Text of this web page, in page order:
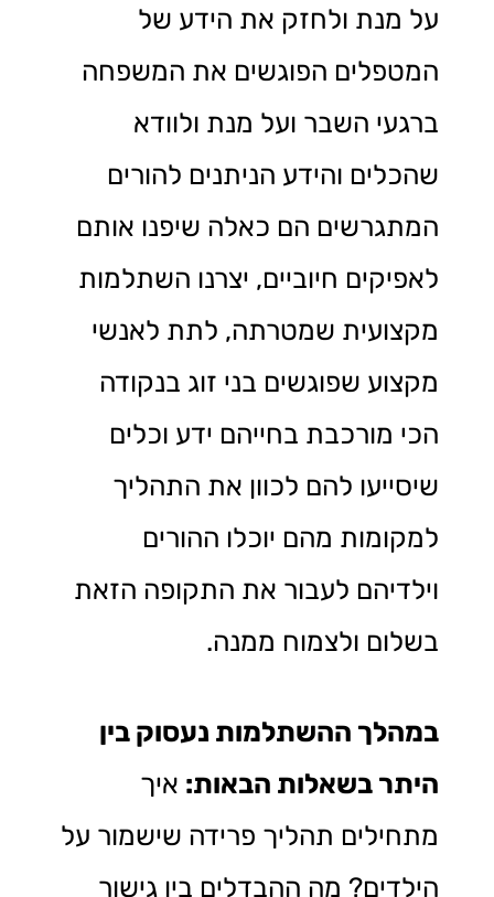
על מנת ולחזק את הידע של
המטפלים הפוגשים את המשפחה
ברגעי השבר ועל מנת ולוודא
שהכלים והידע הניתנים להורים
המתגרשים הם כאלה שיפנו אותם
לאפיקים חיוביים, יצרנו השתלמות
מקצועית שמטרתה, לתת לאנשי
מקצוע שפוגשים בני זוג בנקודה
הכי מורכבת בחייהם ידע וכלים
שיסייעו להם לכוון את התהליך
למקומות מהם יוכלו ההורים
וילדיהם לעבור את התקופה הזאת
בשלום ולצמוח ממנה.
במהלך ההשתלמות נעסוק בין
היתר בשאלות הבאות: איך
מתחילים תהליך פרידה שישמור על
הילדים? מה ההבדלים בין גישור